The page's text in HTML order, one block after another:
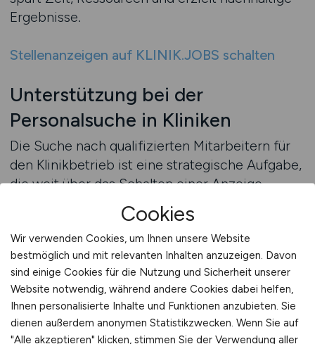
Ergebnisse.
Stellenanzeigen auf KLINIK.JOBS schalten
Unterstützung bei der
Personalsuche in Kliniken
Die Suche nach qualifizierten Mitarbeitern für
den Klinikbetrieb ist eine strategische Aufgabe,
die weit über das Schalten einer Anzeige
hinausgeht. Sie erfordert Marktverständnis,
Fingerspitzengefühl und die Fähigkeit, sich als
Arbeitgeber zielgruppengerecht zu
positionieren. Kliniken, die diesen Prozess
bewusst gestalten, steigern ihre Chancen
erheblich, geeignete Fachkräfte nicht nur zu
finden, sondern langfristig zu binden.
Cookies
Wir verwenden Cookies, um Ihnen unsere Website
bestmöglich und mit relevanten Inhalten anzuzeigen. Davon
sind einige Cookies für die Nutzung und Sicherheit unserer
Website notwendig, während andere Cookies dabei helfen,
Ihnen personalisierte Inhalte und Funktionen anzubieten. Sie
dienen außerdem anonymen Statistikzwecken. Wenn Sie auf
"Alle akzeptieren" klicken, stimmen Sie der Verwendung aller